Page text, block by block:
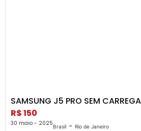
SAMSUNG J5 PRO SEM
R$ 150
30 maio - 2025Brasil - Rio de Janeiro